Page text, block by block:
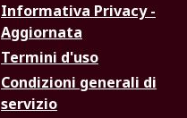
Informativa Privacy -
Aggiornata
Termini d'uso
Condizioni generali di
servizio